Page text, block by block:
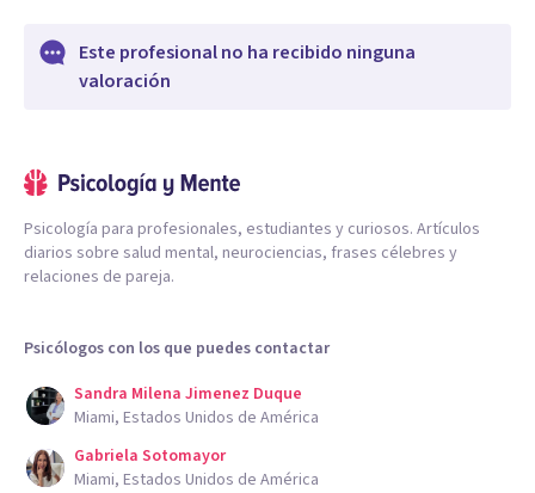
Este profesional no ha recibido ninguna
valoración
Psicología para profesionales, estudiantes y curiosos. Artículos
diarios sobre salud mental, neurociencias, frases célebres y
relaciones de pareja.
Psicólogos con los que puedes contactar
Sandra Milena Jimenez Duque
Miami, Estados Unidos de América
Gabriela Sotomayor
Miami, Estados Unidos de América